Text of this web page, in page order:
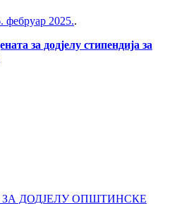
фебруар 2025..
за додјелу стипендија за
ДОДЈЕЛУ ОПШТИНСКЕ